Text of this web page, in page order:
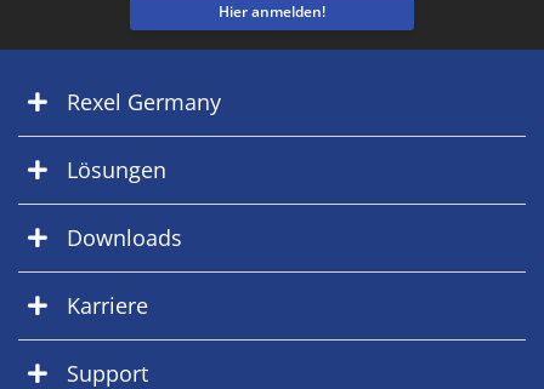
Hier anmelden!
Rexel Germany
Lösungen
Downloads
Karriere
Support